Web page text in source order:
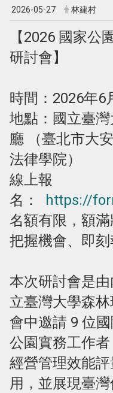
2026-05-27 林建村
【2026 國家公
研討會】
時間：2026年6
地點：國立臺
廳 （臺北市大
法律學院）
線上報
名：
https://
名額有限，額滿
把握機會、即刻
本次研討會是
立臺灣大學森
會中邀請 9 位
公園實務工作
經營管理效能
用，並展現臺